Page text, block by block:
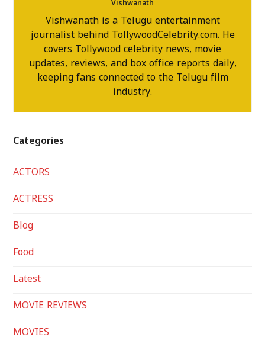
Vishwanath
Vishwanath is a Telugu entertainment
journalist behind TollywoodCelebrity.com. He
covers Tollywood celebrity news, movie
updates, reviews, and box office reports daily,
keeping fans connected to the Telugu film
industry.
Categories
ACTORS
ACTRESS
Blog
Food
Latest
MOVIE REVIEWS
MOVIES